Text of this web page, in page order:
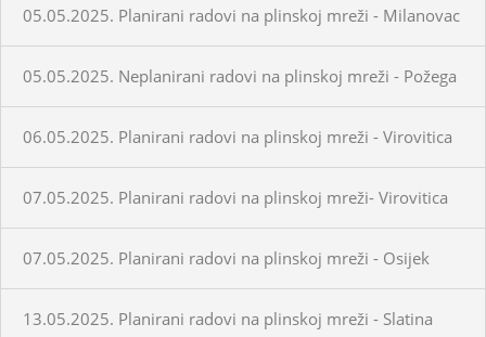
05.05.2025. Planirani radovi na plinskoj mreži - Milanovac
05.05.2025. Neplanirani radovi na plinskoj mreži - Požega
06.05.2025. Planirani radovi na plinskoj mreži - Virovitica
07.05.2025. Planirani radovi na plinskoj mreži- Virovitica
07.05.2025. Planirani radovi na plinskoj mreži - Osijek
13.05.2025. Planirani radovi na plinskoj mreži - Slatina